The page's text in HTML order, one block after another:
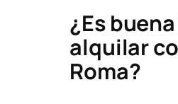
¿Es
alquilar
Roma?